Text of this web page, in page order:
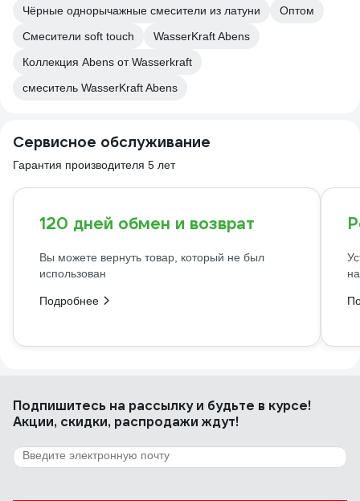
Чёрные однорычажные смесители из латуни
Оптом
Смесители soft touch
WasserKraft Abens
Коллекция Abens от Wasserkraft
смеситель WasserKraft Abens
Сервисное обслуживание
Гарантия производителя 5 лет
120 дней обмен и возврат
Вы можете вернуть товар, который не был
использован
Подробнее
Подпишитесь на рассылкуи будьте в курсе!
Акции, скидки, распродажи ждут!